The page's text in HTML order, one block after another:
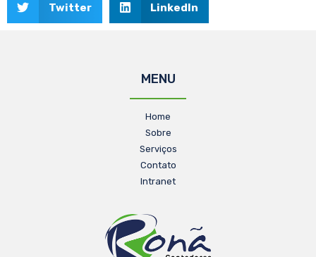
Twitter LinkedIn
MENU
Home
Sobre
Serviços
Contato
Intranet